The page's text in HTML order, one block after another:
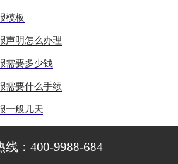
模板
声明怎么办理
需要多少钱
需要什么手续
一般几天
线：400-9988-684